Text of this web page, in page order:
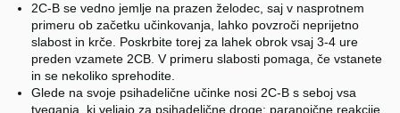
2C-B se vedno jemlje na prazen želodec, saj v nasprotnem
primeru ob začetku učinkovanja, lahko povzroči neprijetno
slabost in krče. Poskrbite torej za lahek obrok vsaj 3-4 ure
preden vzamete 2CB. V primeru slabosti pomaga, če vstanete
in se nekoliko sprehodite.
Glede na svoje psihadelične učinke nosi 2C-B s seboj vsa
tveganja, ki veljajo za psihadelične droge: paranoične reakcije,